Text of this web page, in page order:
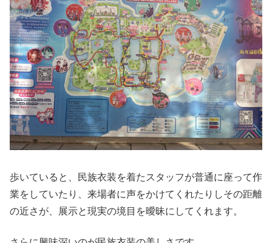
歩いていると、民族衣装を着たスタッフが普通に座って作
業をしていたり、来場者に声をかけてくれたりしその距離
の近さが、展示と現実の境目を曖昧にしてくれます。